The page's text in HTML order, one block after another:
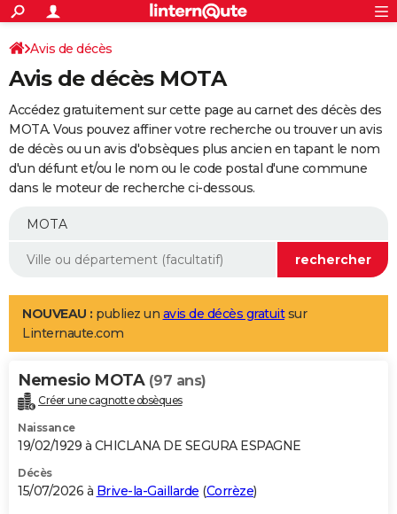
ACTUALITÉS
Politique
Société
Faits Divers
Education
Monde
Villes
+
SPORT
Coupe du monde 2026
Football
Tennis
Cyclisme
Rugby
Forum
Programme TV
TNT
Streaming
Cinéma
Sorties cinéma
Musique
+
FINANCE
Retraite
Impôts
Epargne
Immobilier
Risques naturels par ville
Banque
Assurance
Crédit
AUTO
Essais
Réserver un essai
Citadines
Berlines
SUV
Forum auto
+
Mobiles
Meilleur smartphone
Internet
Ordinateurs
Jeux vidéo
Guide high-tech
Aménagement intérieur
LIFESTYLE
Art de vivre
Bien-être
Loisirs
Mode
Modes de vie
Alimentation
Guide de la santé
Maladies
Médicaments
Sommeil
VOYAGE
Destinations
City break
Voyage nature
Voyage de noces
Forum
Climat
+PHOTO
GUIDES D'ACHAT
BONS PLANS
Avis de décès
Avis de décès MOTA
Accédez gratuitement sur cette page au carnet des décès des
MOTA. Vous pouvez affiner votre recherche ou trouver un avis
de décès ou un avis d'obsèques plus ancien en tapant le nom
d'un défunt et/ou le nom ou le code postal d'une commune
dans le moteur de recherche ci-dessous.
NOUVEAU : publiez un avis de décès gratuitsur
Linternaute.com
Nemesio MOTA (97 ans)
Créer une cagnotte obsèques
Naissance
19/02/1929 à CHICLANA DE SEGURA ESPAGNE
Décès
15/07/2026 à Brive-la-Gaillarde (Corrèze)